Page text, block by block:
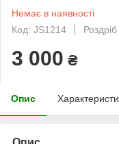
Немає в наявності
Код: JS1214
Роздріб
3 000 ₴
Опис